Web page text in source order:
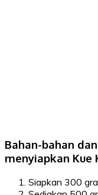
Bahan-bahan
menyiapkan Kue
Siapkan 300